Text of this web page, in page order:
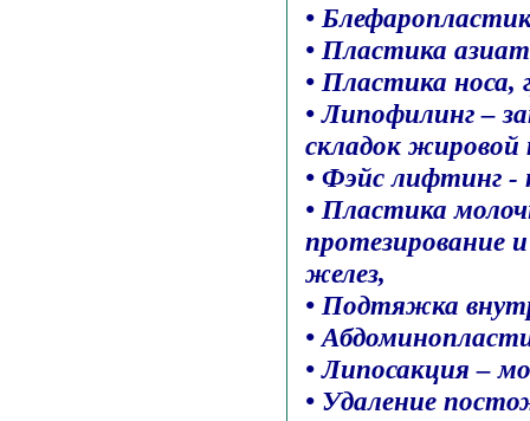
•
• Пластика
• Пластика
• Липофилинг –
складок жировой
• Фэйс лифтинг -
• Пластика
протезирование
желез,
• Подтяжка
•
• Липосакция –
• Удаление